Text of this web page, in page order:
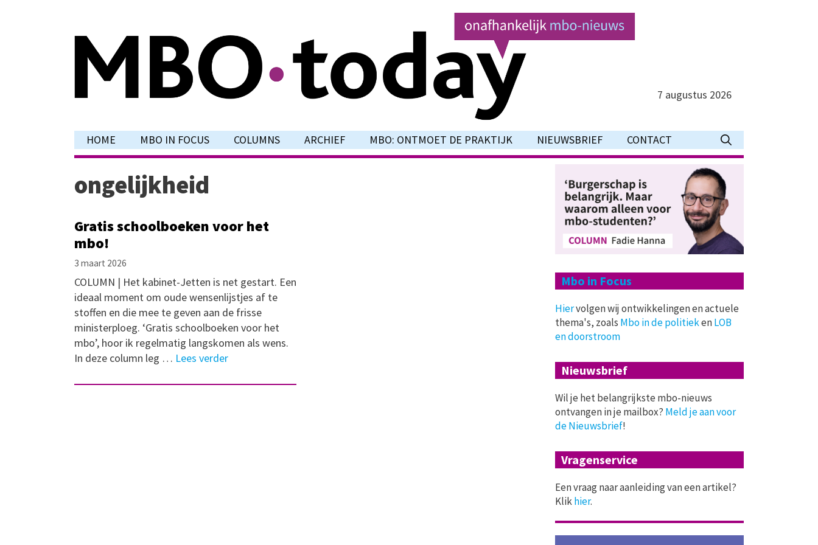
7 augustus 2026
HOME MBO IN FOCUS COLUMNS ARCHIEF MBO: ONTMOET DE PRAKTIJK NIEUWSBRIEF CONTACT
ongelijkheid
Gratis schoolboeken voor het
mbo!
3 maart 2026
COLUMN | Het kabinet-Jetten is net gestart. Een
ideaal moment om oude wensenlijstjes af te
stoffen en die mee te geven aan de frisse
ministerploeg. ‘Gratis schoolboeken voor het
mbo’, hoor ik regelmatig langskomen als wens.
In deze column leg … Lees verder
Mbo in Focus
Hiervolgen wij ontwikkelingen en actuele
thema's, zoals Mbo in de politiekenLOB
en doorstroom
Nieuwsbrief
Wil je het belangrijkste mbo-nieuws
ontvangen in je mailbox? Meld je aan voor
de Nieuwsbrief!
Vragenservice
Een vraag naar aanleiding van een artikel?
Klikhier.